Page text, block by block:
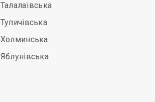
Талалаївська
Тупичівська
Холминська
Яблунівська